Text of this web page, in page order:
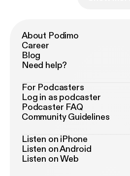
About Podimo
Career
Blog
Need help?
For Podcasters
Log in as podcaster
Podcaster FAQ
Community Guidelines
Listen on iPhone
Listen on Android
Listen on Web